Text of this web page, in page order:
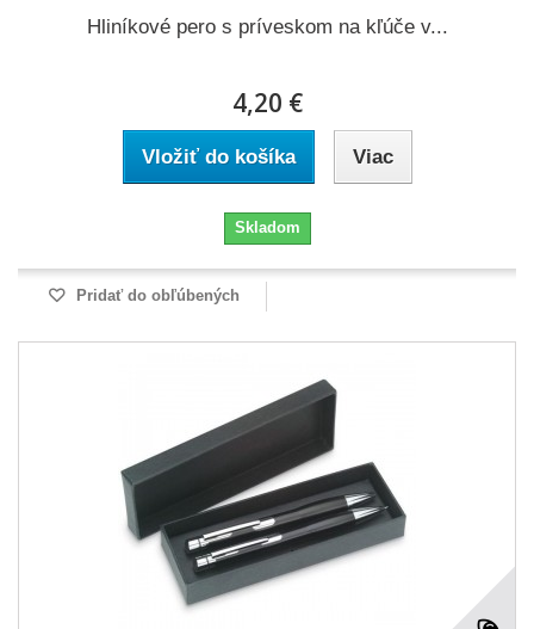
Hliníkové pero s príveskom na kľúče v...
4,20 €
Vložiť do košíka Viac
Skladom
Pridať do obľúbených